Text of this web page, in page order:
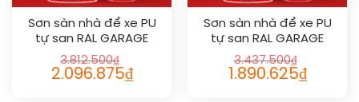
Sơn sàn nhà để xe PU
tự san RAL GARAGE
SHIELD SL 1028
3.812.500₫
2.096.875₫
Sơn sàn nhà để xe PU
tự san RAL GARAGE
SHIELD SL 1023
3.437.500₫
1.890.625₫